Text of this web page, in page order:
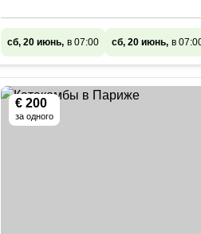
сб, 20 июнь, в 07:00 сб, 20 июнь, в
€ 200
за одного